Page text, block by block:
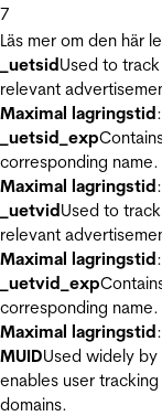
7
Läs mer om den här
_uetsidUsed to
relevant
Maximal lagringstid
_uetsid_exp
corresponding name.
Maximal lagringstid
_uetvidUsed to
relevant
Maximal lagringstid
_uetvid_exp
corresponding name.
Maximal lagringstid
MUIDUsed widely by
enables user
domains.